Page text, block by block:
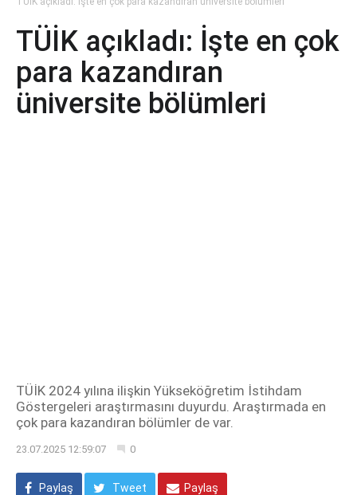
TÜİK açıkladı: İşte en çok
para kazandıran
üniversite bölümleri
TÜİK 2024 yılına ilişkin Yükseköğretim İstihdam
Göstergeleri araştırmasını duyurdu. Araştırmada en
çok para kazandıran bölümler de var.
23.07.2025 12:59:07 0
Paylaş Tweet Paylaş